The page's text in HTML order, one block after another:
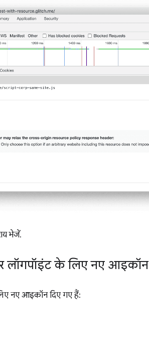
भेजें.
लॉगपॉइंट के लिए नए आइकॉन
नए आइकॉन दिए गए हैं: